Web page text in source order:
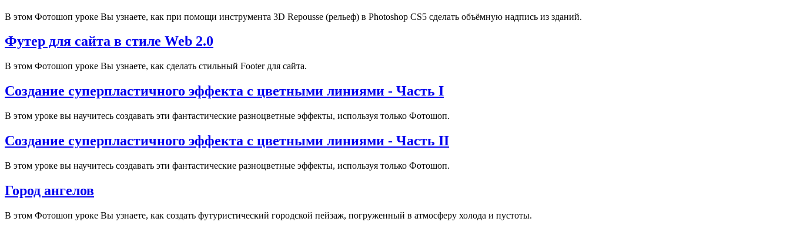
В этом Фотошоп уроке Вы узнаете, как при помощи инструмента 3D Repousse (рельеф) в Photoshop CS5 сделать объёмную надпись из зданий.
Футер для сайта в стиле Web 2.0
В этом Фотошоп уроке Вы узнаете, как сделать стильный Footer для сайта.
Создание суперпластичного эффекта с цветными линиями - Часть I
В этом уроке вы научитесь создавать эти фантастические разноцветные эффекты, используя только Фотошоп.
Создание суперпластичного эффекта с цветными линиями - Часть II
В этом уроке вы научитесь создавать эти фантастические разноцветные эффекты, используя только Фотошоп.
Город ангелов
В этом Фотошоп уроке Вы узнаете, как создать футуристический городской пейзаж, погруженный в атмосферу холода и пустоты.